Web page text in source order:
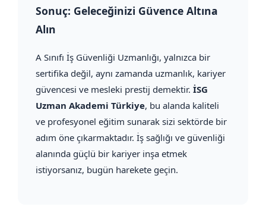
Sonuç: Geleceğinizi Güvence Altına
Alın
A Sınıfı İş Güvenliği Uzmanlığı, yalnızca bir
sertifika değil, aynı zamanda uzmanlık, kariyer
güvencesi ve mesleki prestij demektir. İSG
Uzman Akademi Türkiye, bu alanda kaliteli
ve profesyonel eğitim sunarak sizi sektörde bir
adım öne çıkarmaktadır. İş sağlığı ve güvenliği
alanında güçlü bir kariyer inşa etmek
istiyorsanız, bugün harekete geçin.